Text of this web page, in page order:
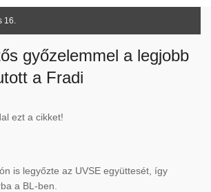
16.
győzelemmel a legjobb
a Fradi
ezt a cikket!
is legyőzte az UVSE együttesét, így
a BL-ben.